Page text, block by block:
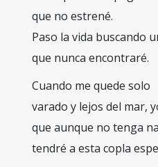
que no estrené.
Paso la vida buscando
que nunca encontraré.
Cuando me quede solo
varado y lejos del mar,
que aunque no tenga
tendré a esta copla